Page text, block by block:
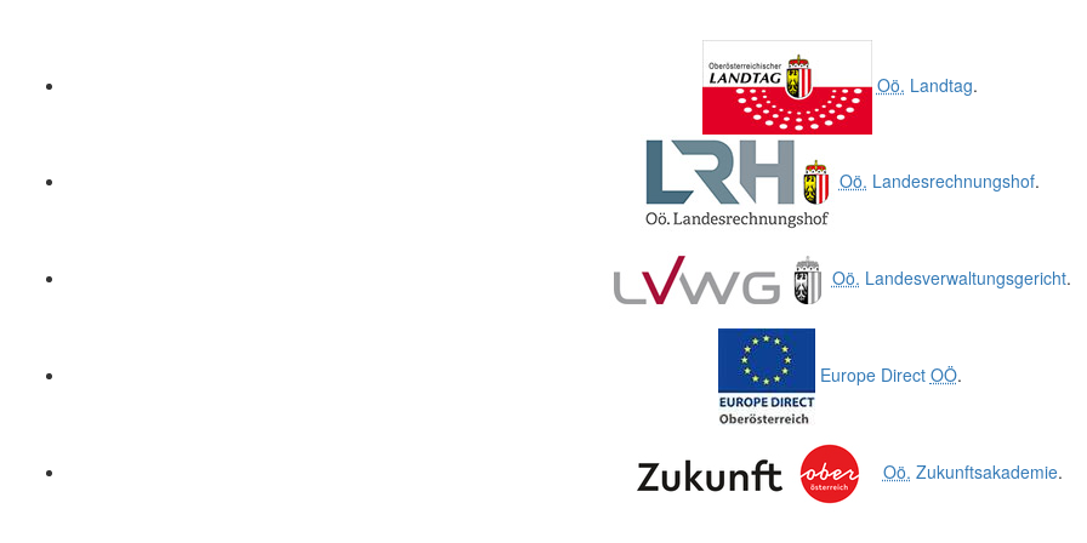
Oö. Landtag.
Oö. Landesrechnungshof.
Oö. Landesverwaltungsgericht.
Europe Direct OÖ.
Oö. Zukunftsakademie.